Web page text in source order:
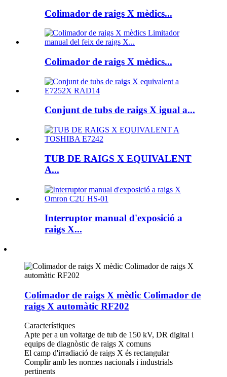
Colimador de raigs X mèdics...
Colimador de raigs X mèdics...
Conjunt de tubs de raigs X igual a...
TUB DE RAIGS X EQUIVALENT
A...
Interruptor manual d'exposició a
raigs X...
Colimador de raigs X mèdic Colimador de
raigs X automàtic RF202
Característiques
Apte per a un voltatge de tub de 150 kV, DR digital i
equips de diagnòstic de raigs X comuns
El camp d'irradiació de raigs X és rectangular
Complir amb les normes nacionals i industrials
pertinents